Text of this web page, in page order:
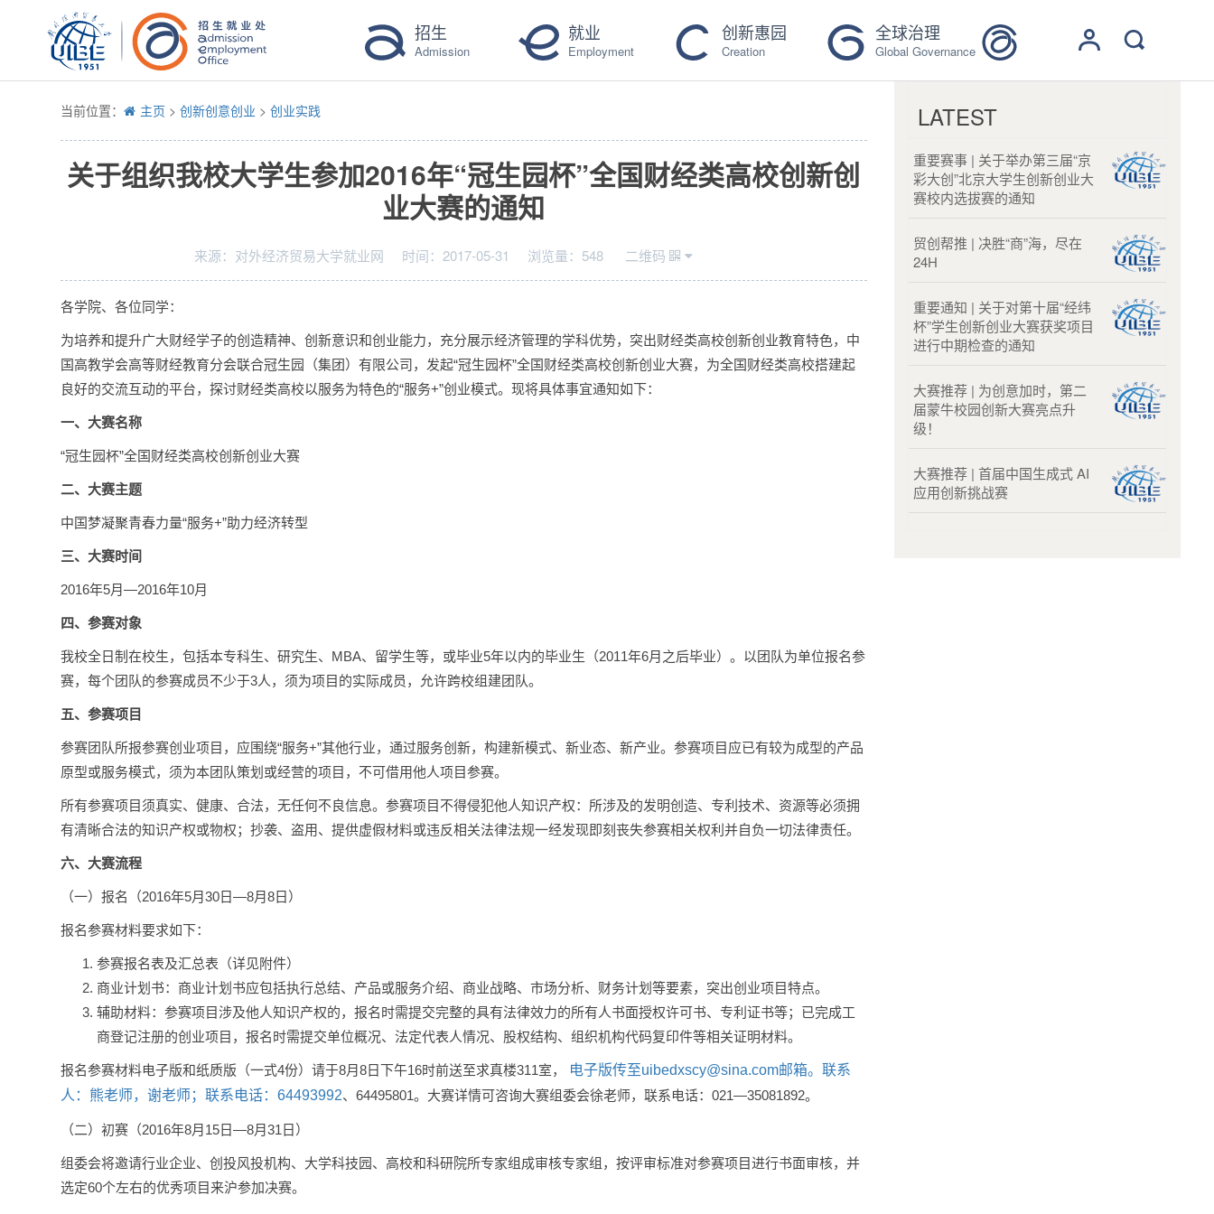
招生
Admission
就业
Employment
创新惠园
Creation
全球治理
Global Governance
当前位置： 主页 > 创新创意创业 > 创业实践
关于组织我校大学生参加2016年“冠生园杯”全国财经类高校创新创
业大赛的通知
来源： 对外经济贸易大学就业网 时间： 2017-05-31 浏览量： 548 二维码
各学院、各位同学：
为培养和提升广大财经学子的创造精神、创新意识和创业能力，充分展示经济管理的学科优势，突出财经类高校创新创业教育特色，中
国高教学会高等财经教育分会联合冠生园（集团）有限公司，发起“冠生园杯”全国财经类高校创新创业大赛，为全国财经类高校搭建起
良好的交流互动的平台，探讨财经类高校以服务为特色的“服务+”创业模式。现将具体事宜通知如下：
一、大赛名称
“冠生园杯”全国财经类高校创新创业大赛
二、大赛主题
中国梦凝聚青春力量“服务+”助力经济转型
三、大赛时间
2016年5月—2016年10月
四、参赛对象
我校全日制在校生，包括本专科生、研究生、MBA、留学生等，或毕业5年以内的毕业生（2011年6月之后毕业）。以团队为单位报名参
赛，每个团队的参赛成员不少于3人，须为项目的实际成员，允许跨校组建团队。
五、参赛项目
参赛团队所报参赛创业项目，应围绕“服务+”其他行业，通过服务创新，构建新模式、新业态、新产业。参赛项目应已有较为成型的产品
原型或服务模式，须为本团队策划或经营的项目，不可借用他人项目参赛。
所有参赛项目须真实、健康、合法，无任何不良信息。参赛项目不得侵犯他人知识产权：所涉及的发明创造、专利技术、资源等必须拥
有清晰合法的知识产权或物权；抄袭、盗用、提供虚假材料或违反相关法律法规一经发现即刻丧失参赛相关权利并自负一切法律责任。
六、大赛流程
（一）报名（2016年5月30日—8月8日）
报名参赛材料要求如下：
参赛报名表及汇总表（详见附件）
商业计划书：商业计划书应包括执行总结、产品或服务介绍、商业战略、市场分析、财务计划等要素，突出创业项目特点。
辅助材料：参赛项目涉及他人知识产权的，报名时需提交完整的具有法律效力的所有人书面授权许可书、专利证书等；已完成工
商登记注册的创业项目，报名时需提交单位概况、法定代表人情况、股权结构、组织机构代码复印件等相关证明材料。
报名参赛材料电子版和纸质版（一式4份）请于8月8日下午16时前送至求真楼311室，
电子版传至uibedxscy@sina.com邮箱。联系
人：熊老师，谢老师；联系电话：64493992、64495801。大赛详情可咨询大赛组委会徐老师，联系电话：021—35081892。
（二）初赛（2016年8月15日—8月31日）
组委会将邀请行业企业、创投风投机构、大学科技园、高校和科研院所专家组成审核专家组，按评审标准对参赛项目进行书面审核，并
选定60个左右的优秀项目来沪参加决赛。
LATEST
重要赛事 | 关于举办第三届“京
彩大创”北京大学生创新创业大
赛校内选拔赛的通知
贸创帮推 | 决胜“商”海，尽在
24H
重要通知 | 关于对第十届“经纬
杯”学生创新创业大赛获奖项目
进行中期检查的通知
大赛推荐 | 为创意加时，第二
届蒙牛校园创新大赛亮点升
级！
大赛推荐 | 首届中国生成式 AI
应用创新挑战赛